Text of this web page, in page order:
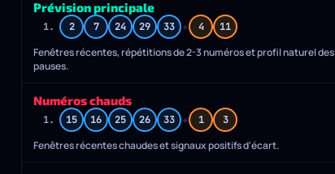
Prévision principale
1. 2 7 24 29 33 + 4 11
Fenêtres récentes, répétitions de 2-3 numéros et profil naturel des
pauses.
Numéros chauds
1. 15 16 25 26 33 + 1 3
Fenêtres récentes chaudes et signaux positifs d'écart.